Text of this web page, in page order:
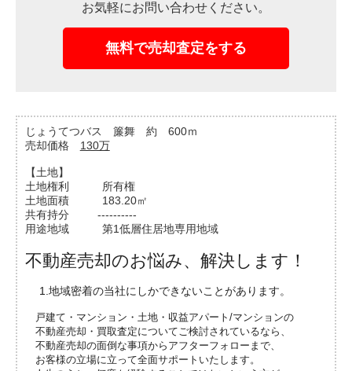
お気軽にお問い合わせください。
無料で売却査定をする
じょうてつバス 簾舞 約 600ｍ
売却価格 130万
【土地】
土地権利 所有権
土地面積 183.20㎡
共有持分 ----------
用途地域 第1低層住居地専用地域
不動産売却のお悩み、解決します！
1.地域密着の当社にしかできないことがあります。
戸建て・マンション・土地・収益アパート/マンションの
不動産売却・買取査定についてご検討されているなら、
不動産売却の面倒な事項からアフターフォローまで、
お客様の立場に立って全面サポートいたします。